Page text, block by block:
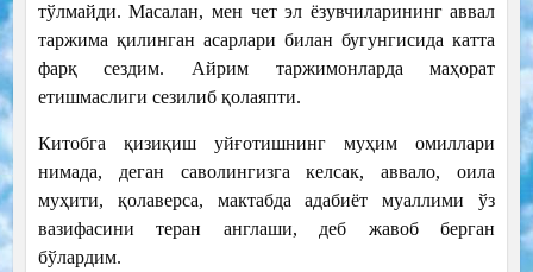
тўлмайди. Масалан, мен чет эл ёзувчиларининг аввал
таржима қилинган асарлари билан бугунгисида катта
фарқ сездим. Айрим таржимонларда маҳорат
етишмаслиги сезилиб қолаяпти.
Китобга қизиқиш уйғотишнинг муҳим омиллари
нимада, деган саволингизга келсак, аввало, оила
муҳити, қолаверса, мактабда адабиёт муаллими ўз
вазифасини теран англаши, деб жавоб берган
бўлардим.